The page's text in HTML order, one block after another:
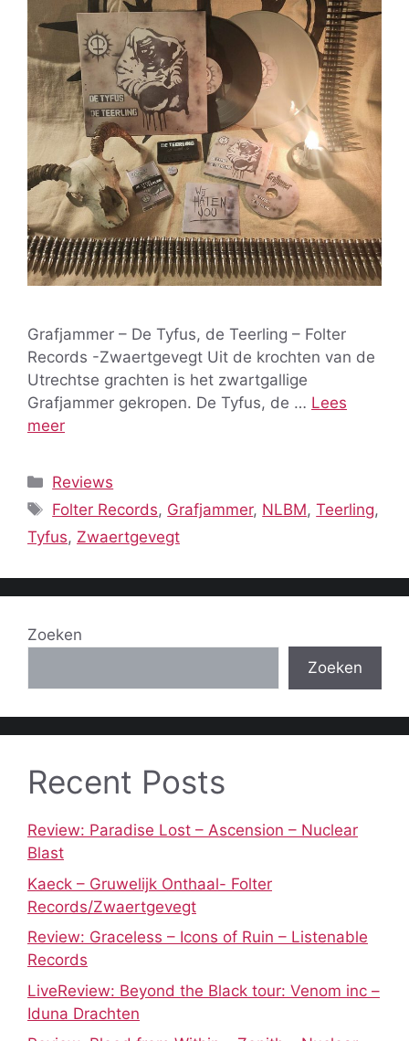
Grafjammer – De Tyfus, de Teerling – Folter
Records -Zwaertgevegt Uit de krochten van de
Utrechtse grachten is het zwartgallige
Grafjammer gekropen. De Tyfus, de … Lees
meer
Categorieën
Reviews
Tags
Folter Records, Grafjammer, NLBM,Teerling,
Tyfus, Zwaertgevegt
Zoeken
Zoeken
Recent Posts
Review: Paradise Lost – Ascension – Nuclear
Blast
Kaeck – Gruwelijk Onthaal- Folter
Records/Zwaertgevegt
Review: Graceless – Icons of Ruin – Listenable
Records
LiveReview: Beyond the Black tour: Venom inc –
Iduna Drachten